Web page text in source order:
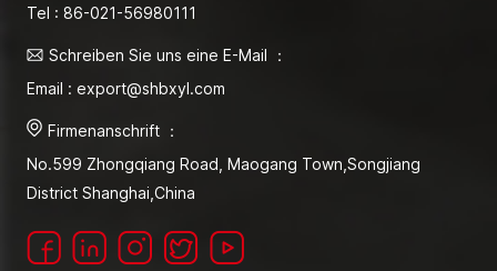
Tel : 86-021-56980111
Schreiben Sie uns eine E-Mail ：
Email : export@shbxyl.com
Firmenanschrift ：
No.599 Zhongqiang Road, Maogang Town,Songjiang
District Shanghai,China